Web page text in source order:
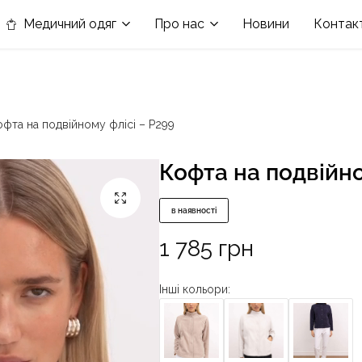
в номінації «Кращій виробник медичного одягу»
Медичний одяг Про нас Новини
на подвійному флісі – P299
Кофта на
в наявності
1 785 грн
Інші кольори: